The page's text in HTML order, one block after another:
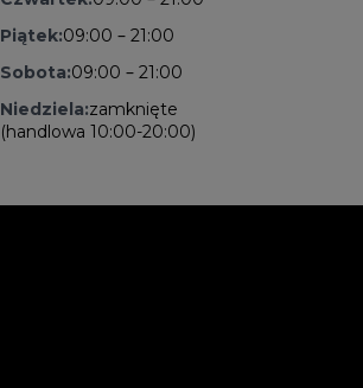
Piątek:09:00 – 21:00
Sobota:09:00 – 21:00
Niedziela:zamknięte
(handlowa 10:00-20:00)